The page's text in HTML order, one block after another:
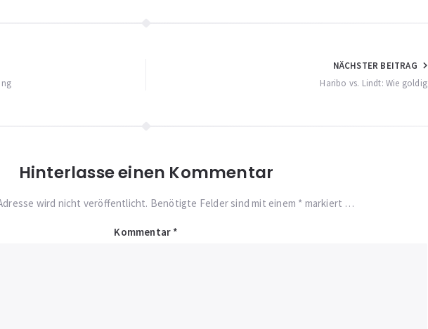
NÄCHSTER BEITRAG
Haribo vs. Lindt: Wie goldig
Hinterlasse einen Kommentar
wird nicht veröffentlicht. Benötigte Felder sind mit einem * markiert …
Kommentar *